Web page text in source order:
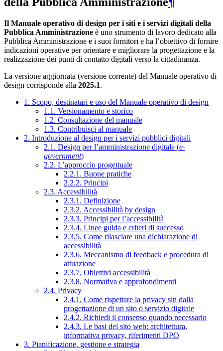
Il Manuale operativo di design per i siti e i servizi digitali della
Pubblica Amministrazione è uno strumento di lavoro dedicato alla
Pubblica Amministrazione e i suoi fornitori e ha l’obiettivo di fornire
indicazioni operative per orientare e migliorare la progettazione e la
realizzazione dei punti di contatto digitali verso la cittadinanza.
La versione aggiornata (versione corrente) del Manuale operativo di
design corrisponde alla 2025.1.
1. Scopo, destinatari e uso del Manuale operativo di design
1.1. Versionamento e storico
1.2. Consultazione del manuale
1.3. Contribuisci al manuale
2. Introduzione al design per i servizi pubblici digitali
2.1. Design per l’amministrazione digitale (e-
government)
2.2. L’approccio progettuale
2.2.1. Buone pratiche
2.2.2. Principi
2.3. Accessibilità
2.3.1. Definizione
2.3.2. Accessibilità by design
2.3.3. Principi per l’accessibilità
2.3.4. Linee guida e criteri di successo
2.3.5. Come rilasciare una dichiarazione di
accessibilità
2.3.6. Meccanismo di feedback e procedura di
attuazione
2.3.7. Obiettivi accessibilità
2.3.8. Normativa e approfondimenti
2.4. Privacy
2.4.1. Come rispettare la privacy sin dalla
progettazione di un sito o servizio digitale
2.4.2. Richiedi il consenso quando necessario
2.4.3. Le basi del sito web: architettura,
informativa privacy, riferimenti DPO
3. Pianificazione, gestione e strategia